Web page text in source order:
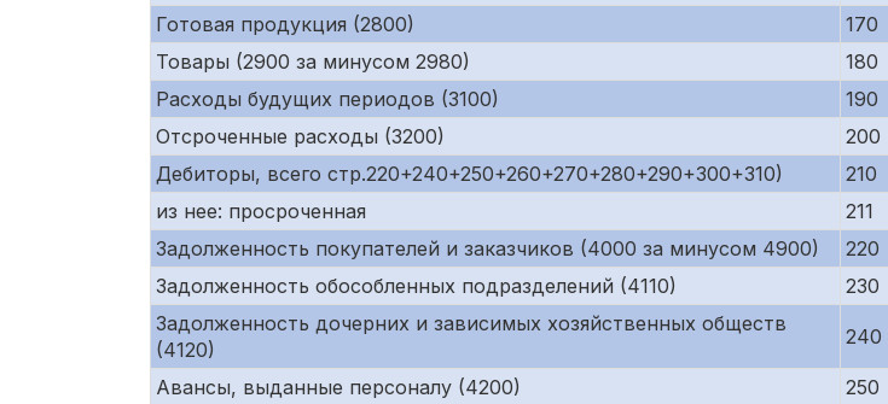
Готовая продукция (2800)
170
Товары (2900 за минусом 2980)
180
Расходы будущих периодов (3100)
190
Отсроченные расходы (3200)
200
Дебиторы, всего стр.220+240+250+260+270+280+290+300+310)
210
из нее: просроченная
211
Задолженность покупателей и заказчиков (4000 за минусом 4900)
220
Задолженность обособленных подразделений (4110)
230
Задолженность дочерних и зависимых хозяйственных обществ
(4120)
240
Авансы, выданные персоналу (4200)
250